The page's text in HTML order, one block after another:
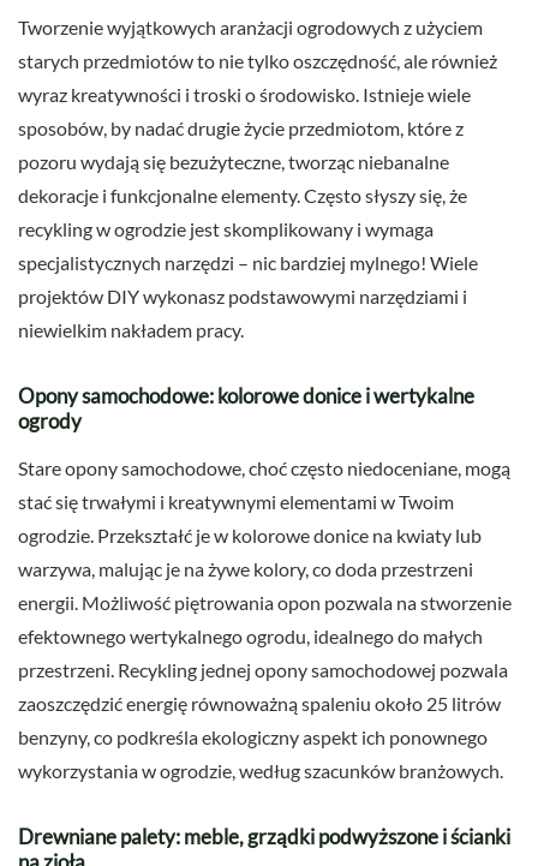
Tworzenie wyjątkowych aranżacji ogrodowych z użyciem
starych przedmiotów to nie tylko oszczędność, ale również
wyraz kreatywności i troski o środowisko. Istnieje wiele
sposobów, by nadać drugie życie przedmiotom, które z
pozoru wydają się bezużyteczne, tworząc niebanalne
dekoracje i funkcjonalne elementy. Często słyszy się, że
recykling w ogrodzie jest skomplikowany i wymaga
specjalistycznych narzędzi – nic bardziej mylnego! Wiele
projektów DIY wykonasz podstawowymi narzędziami i
niewielkim nakładem pracy.
Opony samochodowe: kolorowe donice i wertykalne
ogrody
Stare opony samochodowe, choć często niedoceniane, mogą
stać się trwałymi i kreatywnymi elementami w Twoim
ogrodzie. Przekształć je w kolorowe donice na kwiaty lub
warzywa, malując je na żywe kolory, co doda przestrzeni
energii. Możliwość piętrowania opon pozwala na stworzenie
efektownego wertykalnego ogrodu, idealnego do małych
przestrzeni. Recykling jednej opony samochodowej pozwala
zaoszczędzić energię równoważną spaleniu około 25 litrów
benzyny, co podkreśla ekologiczny aspekt ich ponownego
wykorzystania w ogrodzie, według szacunków branżowych.
Drewniane palety: meble, grządki podwyższone i ścianki